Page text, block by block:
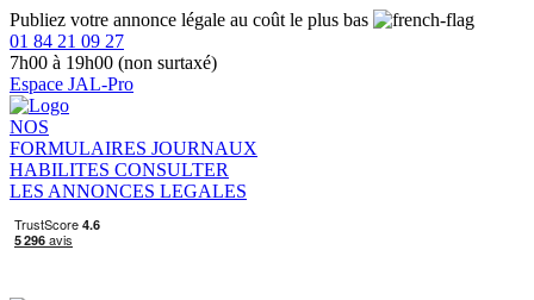
Publiez votre annonce légale au coût le plus bas
01 84 21 09 27
7h00 à 19h00 (non surtaxé)
Espace JAL-Pro
NOS
FORMULAIRES JOURNAUX
HABILITES CONSULTER
LES ANNONCES LEGALES